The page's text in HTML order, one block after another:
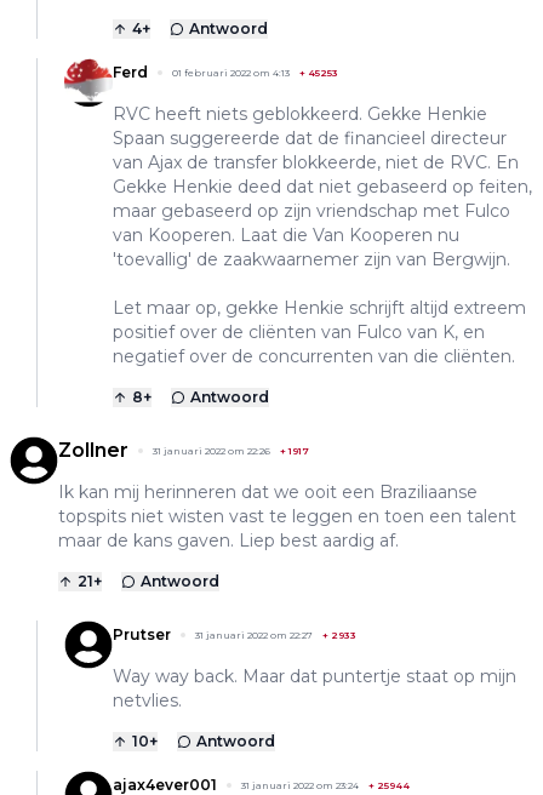
4+ Antwoord
Ferd 01 februari 2022 om 4:13 + 45253
RVC heeft niets geblokkeerd. Gekke Henkie
Spaan suggereerde dat de financieel directeur
van Ajax de transfer blokkeerde, niet de RVC. En
Gekke Henkie deed dat niet gebaseerd op feiten,
maar gebaseerd op zijn vriendschap met Fulco
van Kooperen. Laat die Van Kooperen nu
'toevallig' de zaakwaarnemer zijn van Bergwijn.
Let maar op, gekke Henkie schrijft altijd extreem
positief over de cliënten van Fulco van K, en
negatief over de concurrenten van die cliënten.
8+ Antwoord
Zollner 31 januari 2022 om 22:26 +1917
Ik kan mij herinneren dat we ooit een Braziliaanse
topspits niet wisten vast te leggen en toen een talent
maar de kans gaven. Liep best aardig af.
21+ Antwoord
Prutser 31 januari 2022 om 22:27 + 2933
Way way back. Maar dat puntertje staat op mijn
netvlies.
10+ Antwoord
ajax4ever001 31 januari 2022 om 23:24 + 25944